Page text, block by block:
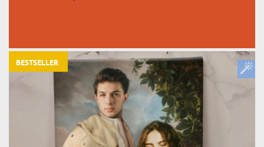
BESTSELLER